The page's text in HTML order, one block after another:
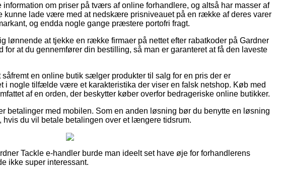
information om priser på tværs af online forhandlere, og altså har masser af
kunne lade være med at nedskære prisniveauet på en række af deres varer
og endda nogle gange præstere portofri fragt.
lønnende at tjekke en række firmaer på nettet efter rabatkoder på Gardner
at du gennemfører din bestilling, så man er garanteret at få den laveste
en online butik sælger produkter til salg for en pris der er
i nogle tilfælde være et karakteristika der viser en falsk netshop. Køb med
af en orden, der beskytter køber overfor bedrageriske online butikker.
betalinger med mobilen. Som en anden løsning bør du benytte en løsning
hvis du vil betale betalingen over et længere tidsrum.
Tackle e-handler burde man ideelt set have øje for forhandlerens
ikke super interessant.